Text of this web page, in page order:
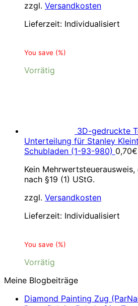
zzgl. Versandkosten
Lieferzeit: Individualisiert
You save (%)
Vorrätig
3D-gedruckte
Unterteilung für Stanley
Schubladen (1-93-980) 0,70€
Kein
nach §19 (1) UStG.
zzgl. Versandkosten
Lieferzeit: Individualisiert
You save (%)
Vorrätig
Meine Blogbeiträge
Diamond Painting Zug